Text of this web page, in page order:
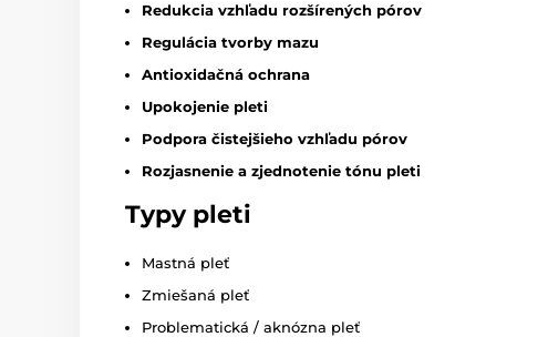
Redukcia vzhľadu rozšírených pórov
Regulácia tvorby mazu
Antioxidačná ochrana
Upokojenie pleti
Podpora čistejšieho vzhľadu pórov
Rozjasnenie a zjednotenie tónu pleti
Typy pleti
Mastná pleť
Zmiešaná pleť
Problematická / aknózna pleť